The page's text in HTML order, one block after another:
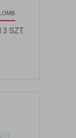
3 SZT.